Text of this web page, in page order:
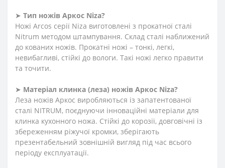
➤ Тип ножів Аркос Niza?
Ножі Arcos серії Niza виготовлені з прокатної сталі
Nitrum методом штампування. Склад сталі наближений
до кованих ножів. Прокатні ножі – тонкі, легкі,
невибагливі, стійкі до вологи. Такі ножі легко правити
та точити.
➤ Матеріал клинка (леза) ножів Аркос Niza?
Леза ножів Аркос виробляються із запатентованої
сталі NITRUM, поєднуючи інноваційні матеріали для
клинка кухонного ножа. Стійкі до корозії, довговічні із
збереженням ріжучої кромки, зберігають
презентабельний зовнішній вигляд під час всього
періоду експлуатації.